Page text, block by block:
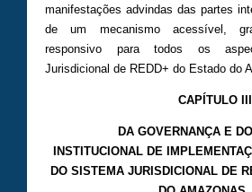
manifestações advindas das partes
de um mecanismo acessível,
responsivo para todos os
Jurisdicional de REDD+ do Estado do
CAPÍTULO III
DA GOVERNANÇA E
INSTITUCIONAL DE
DO SISTEMA JURISDICIONAL DE